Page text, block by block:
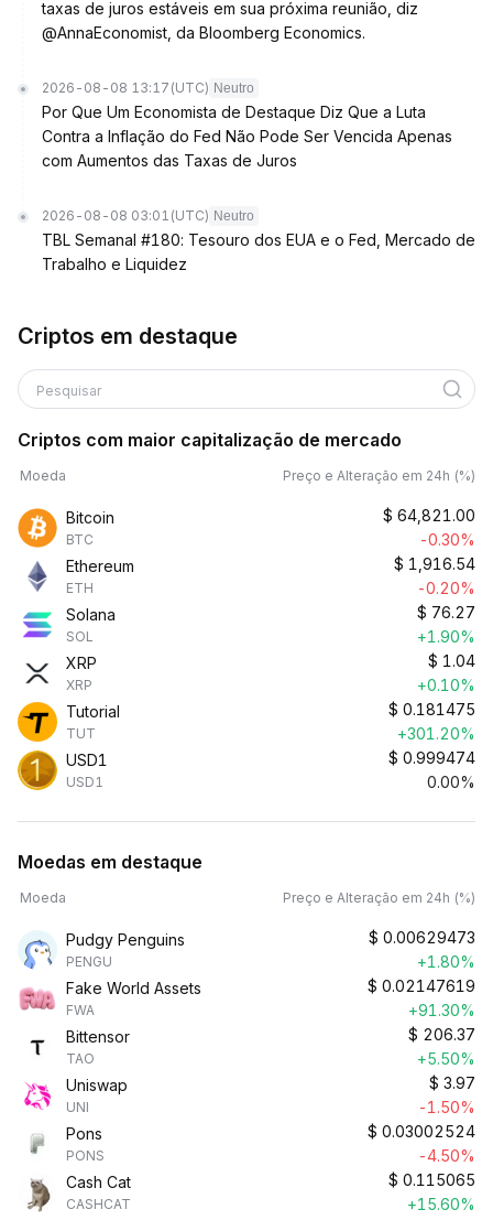
taxas de juros estáveis em sua próxima reunião, diz
@AnnaEconomist, da Bloomberg Economics.
2026-08-08 13:17 (UTC) Neutro
Por Que Um Economista de Destaque Diz Que a Luta
Contra a Inflação do Fed Não Pode Ser Vencida Apenas
com Aumentos das Taxas de Juros
2026-08-08 03:01 (UTC) Neutro
TBL Semanal #180: Tesouro dos EUA e o Fed, Mercado de
Trabalho e Liquidez
Criptos em destaque
Pesquisar
Criptos com maior capitalização de mercado
Moeda Preço e Alteração em 24h (%)
Bitcoin
BTC
$ 64,821.00
-0.30%
Ethereum
ETH
$ 1,916.54
-0.20%
Solana
SOL
$ 76.27
+1.90%
XRP
XRP
$ 1.04
+0.10%
Tutorial
TUT
$ 0.181475
+301.20%
USD1
USD1
$ 0.999474
0.00%
Moedas em destaque
Moeda Preço e Alteração em 24h (%)
Pudgy Penguins
PENGU
$ 0.00629473
+1.80%
Fake World Assets
FWA
$ 0.02147619
+91.30%
Bittensor
TAO
$ 206.37
+5.50%
Uniswap
UNI
$ 3.97
-1.50%
Pons
PONS
$ 0.03002524
-4.50%
Cash Cat
CASHCAT
$ 0.115065
+15.60%